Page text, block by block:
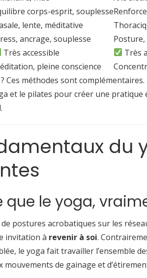
corps-esprit, souplesse
lente, méditative
ancrage, souplesse
Très accessible
Très
pleine conscience
Ces méthodes sont
et le pilates pour créer une
du
que le yoga,
postures acrobatiques sur les
invitation à revenir à soi.
le yoga fait travailler l’ensemble
mouvements de gainage et